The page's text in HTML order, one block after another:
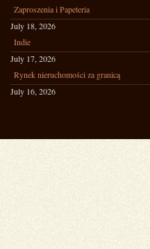
Zaproszenia i Papeteria
July 18, 2026
Indie
July 17, 2026
Rynek nieruchomości za granicą
July 16, 2026